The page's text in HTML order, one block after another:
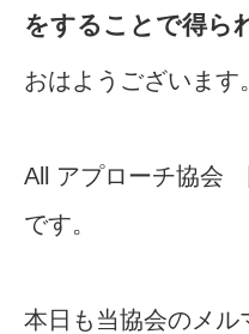
をすることで得ら
おはようございます。
All アプローチ協
です。
本日も当協会のメル